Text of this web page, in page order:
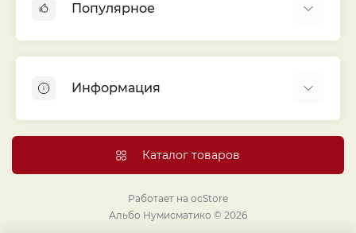
Популярное
Монеты
Банкноты
Листы для монет
Капсулы и холдеры
Проекты издательства
Информация
Договор публичной оферты
Политика конфиденциальности
Правовой раздел
Каталог товаров
Работает на ocStore
Альбо Нумисматико © 2026